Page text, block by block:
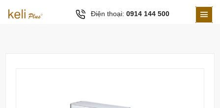
Điện thoại: 0914 144 500